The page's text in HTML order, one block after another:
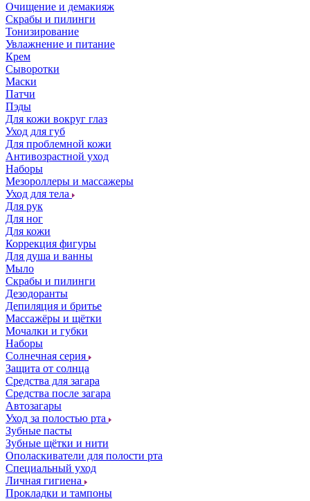
Очищение и демакияж
Скрабы и пилинги
Тонизирование
Увлажнение и питание
Крем
Сыворотки
Маски
Патчи
Пэды
Для кожи вокруг глаз
Уход для губ
Для проблемной кожи
Антивозрастной уход
Наборы
Мезороллеры и массажеры
Уход для тела
Для рук
Для ног
Для кожи
Коррекция фигуры
Для душа и ванны
Мыло
Скрабы и пилинги
Дезодоранты
Депиляция и бритье
Массажёры и щётки
Мочалки и губки
Наборы
Солнечная серия
Защита от солнца
Средства для загара
Средства после загара
Автозагары
Уход за полостью рта
Зубные пасты
Зубные щётки и нити
Ополаскиватели для полости рта
Специальный уход
Личная гигиена
Прокладки и тампоны